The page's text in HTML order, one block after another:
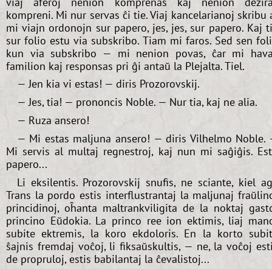
kompreni. Mi nur servas ĉi tie. Viaj kancelarianoj skribu
mi viajn ordonojn sur papero, jes, jes, sur papero. Kaj
sur folio estu via subskribo. Tiam mi faros. Sed sen
kun via subskribo — mi nenion povas, ĉar mi
familion kaj responsas pri ĝi antaŭ la Plejalta. Tiel.
— Jen kia vi estas! — diris Prozorovskij.
— Jes, tia! — prononcis Noble. — Nur tia, kaj ne alia.
— Ruza ansero!
— Mi estas maljuna ansero! — diris Vilhelmo Noble.
Mi servis al multaj regnestroj, kaj nun mi saĝiĝis.
papero...
Li eksilentis. Prozorovskij snufis, ne sciante, kiel
Trans la pordo estis interflustrantaj la maljunaj
princidinoj, oĥanta maltrankviligita de la noktaj
princino Eŭdokia. La princo ree ion ektimis, liaj
subite ektremis, la koro ekdoloris. En la korto
ŝajnis fremdaj voĉoj, li fiksaŭskultis, — ne, la voĉoj
de propruloj, estis babilantaj la ĉevalistoj...